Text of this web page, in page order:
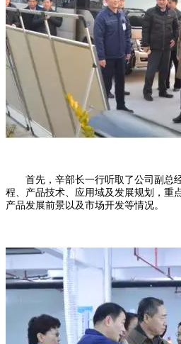
首先，辛部长一行听取了公司副总
程、产品技术、应用域及发展规划，重
产品发展前景以及市场开发等情况。